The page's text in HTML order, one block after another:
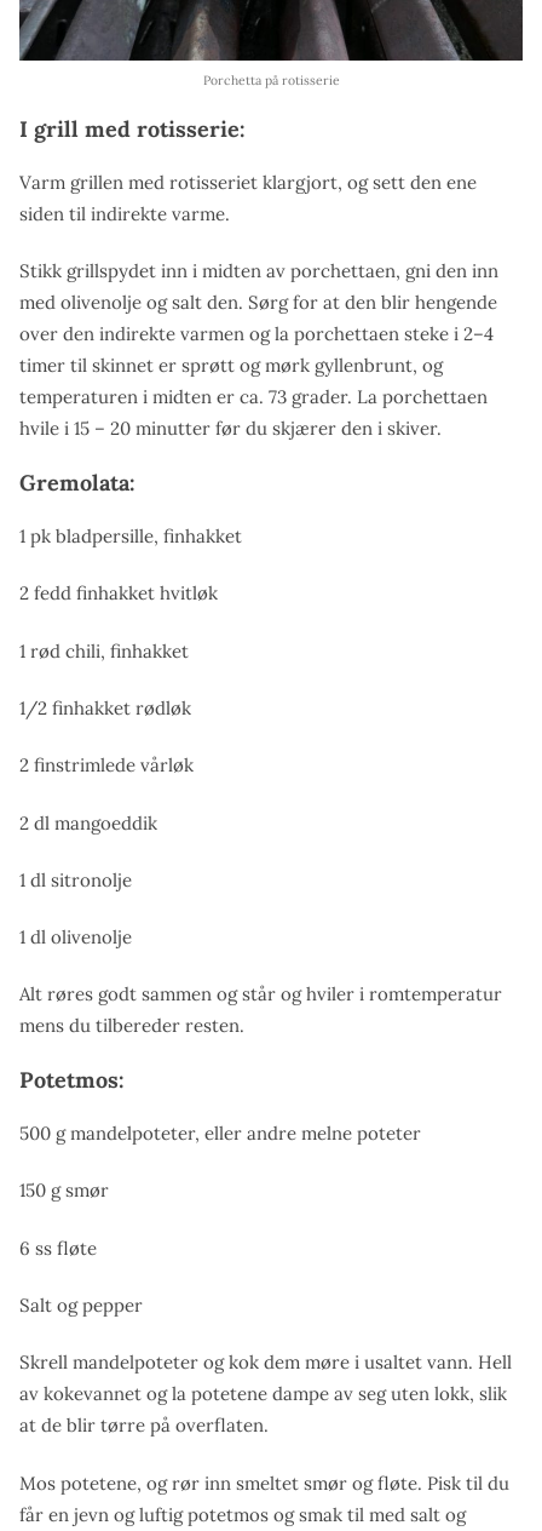
Porchetta på rotisserie
I grill med rotisserie:
Varm grillen med rotisseriet klargjort, og sett den ene
siden til indirekte varme.
Stikk grillspydet inn i midten av porchettaen, gni den inn
med olivenolje og salt den. Sørg for at den blir hengende
over den indirekte varmen og la porchettaen steke i 2–4
timer til skinnet er sprøtt og mørk gyllenbrunt, og
temperaturen i midten er ca. 73 grader. La porchettaen
hvile i 15 – 20 minutter før du skjærer den i skiver.
Gremolata:
1 pk bladpersille, finhakket
2 fedd finhakket hvitløk
1 rød chili, finhakket
1/2 finhakket rødløk
2 finstrimlede vårløk
2 dl mangoeddik
1 dl sitronolje
1 dl olivenolje
Alt røres godt sammen og står og hviler i romtemperatur
mens du tilbereder resten.
Potetmos:
500 g mandelpoteter, eller andre melne poteter
150 g smør
6 ss fløte
Salt og pepper
Skrell mandelpoteter og kok dem møre i usaltet vann. Hell
av kokevannet og la potetene dampe av seg uten lokk, slik
at de blir tørre på overflaten.
Mos potetene, og rør inn smeltet smør og fløte. Pisk til du
får en jevn og luftig potetmos og smak til med salt og